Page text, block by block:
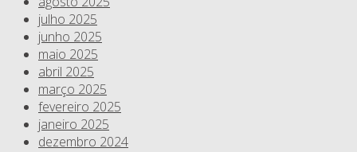
julho 2025
junho 2025
maio 2025
abril 2025
março 2025
fevereiro 2025
janeiro 2025
dezembro 2024